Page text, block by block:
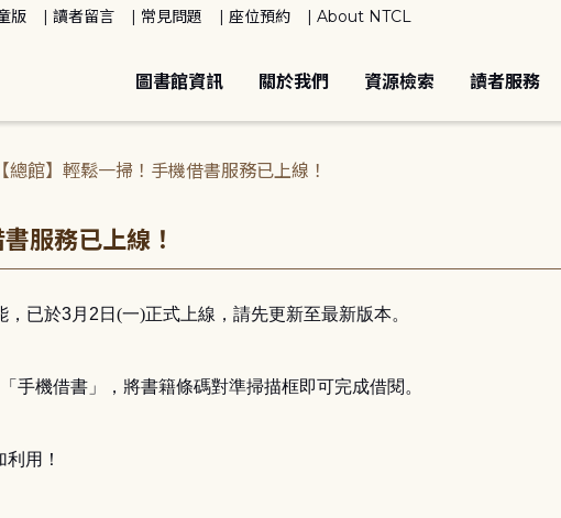
版 讀者留言 常見問題 座位預約 About NTCL
圖書館資訊 關於我們 資源檢索 讀者服務
總館】輕鬆一掃！手機借書服務已上線！
服務已上線！
，已於3月 2 日(一)正式上線，請先更新至最新版本。
手機借書」，將書籍條碼對準掃描框即可完成借閱。
用！